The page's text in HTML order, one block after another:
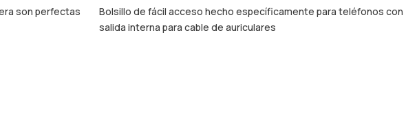
son perfectas
Bolsillo de fácil acceso hecho específicamente para teléfonos con
salida interna para cable de auriculares